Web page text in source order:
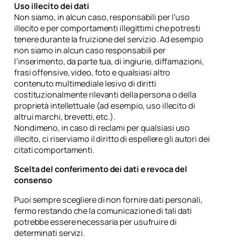
Uso illecito dei dati
Non siamo, in alcun caso, responsabili per l’uso
illecito e per comportamenti illegittimi che potresti
tenere durante la fruizione del servizio. Ad esempio
non siamo in alcun caso responsabili per
l’inserimento, da parte tua, di ingiurie, diffamazioni,
frasi offensive, video, foto e qualsiasi altro
contenuto multimediale lesivo di diritti
costituzionalmente rilevanti della persona o della
proprietà intellettuale (ad esempio, uso illecito di
altrui marchi, brevetti, etc.).
Nondimeno, in caso di reclami per qualsiasi uso
illecito, ci riserviamo il diritto di espellere gli autori dei
citati comportamenti.
Scelta del conferimento dei dati e revoca del
consenso
Puoi sempre scegliere di non fornire dati personali,
fermo restando che la comunicazione di tali dati
potrebbe essere necessaria per usufruire di
determinati servizi.